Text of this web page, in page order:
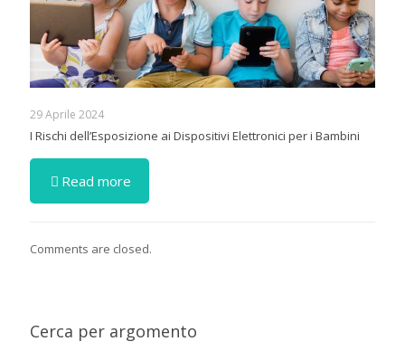
29 Aprile 2024
I Rischi dell’Esposizione ai Dispositivi Elettronici per i Bambini
Read more
Comments are closed.
Cerca per argomento